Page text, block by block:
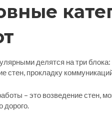
делятся на три
стен, прокладку
– это возведение стен,
дорого.